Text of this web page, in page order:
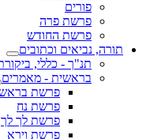
פורים
פרשת פרה
פרשת החודש
תורה, נביאים וכתובים
תנ"ך - כללי,
בראשית - מאמרים
פרשת
פרשת נח
פרשת לך לך
פרשת וירא